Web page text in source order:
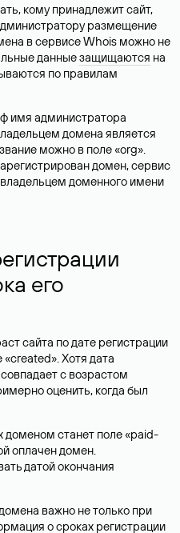
кому принадлежит сайт,
размещение
в сервисе Whois можно не
данныезащищаются на
по правилам
имя администратора
домена является
можно в поле «org».
домен, сервис
доменного имени
его
сайта по дате регистрации
«created». Хотя дата
с возрастом
оценить, когда был
станет поле «paid-
оплачен домен.
датой окончания
важно не только при
о сроках регистрации